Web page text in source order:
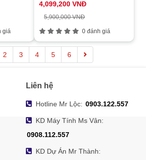
giá
4,099,200 VNĐ
5,900,000 VNĐ
0 đánh giá
2 3 4 5 6
Liên hệ
Hotline Mr Lộc: 0903.122.557
KD Máy Tính Ms Vân:
0908.112.557
KD Dự Án Mr Thành: